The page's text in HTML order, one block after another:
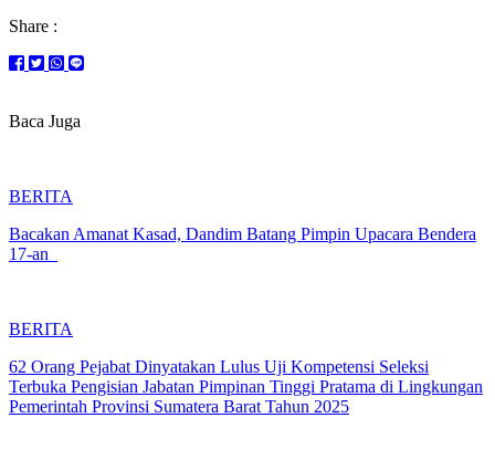
Share :
Baca Juga
BERITA
Bacakan Amanat Kasad, Dandim Batang Pimpin Upacara Bendera
17-an
BERITA
62 Orang Pejabat Dinyatakan Lulus Uji Kompetensi Seleksi
Terbuka Pengisian Jabatan Pimpinan Tinggi Pratama di Lingkungan
Pemerintah Provinsi Sumatera Barat Tahun 2025